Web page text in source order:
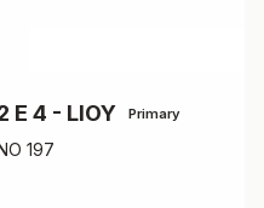
E 4 - LIOY Primary
197